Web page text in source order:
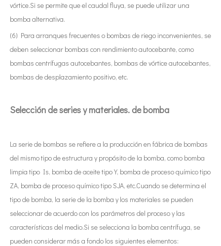
vórtice.Si se permite que el caudal fluya, se puede utilizar una
bomba alternativa.
(6) Para arranques frecuentes o bombas de riego inconvenientes, se
deben seleccionar bombas con rendimiento autocebante, como
bombas centrífugas autocebantes, bombas de vórtice autocebantes,
bombas de desplazamiento positivo, etc.
Selección de series y materiales. de bomba
La serie de bombas se refiere a la producción en fábrica de bombas
del mismo tipo de estructura y propósito de la bomba, como bomba
limpia tipo Is, bomba de aceite tipo Y, bomba de proceso químico tipo
ZA, bomba de proceso químico tipo SJA, etc.Cuando se determina el
tipo de bomba, la serie de la bomba y los materiales se pueden
seleccionar de acuerdo con los parámetros del proceso y las
características del medio.Si se selecciona la bomba centrífuga, se
pueden considerar más a fondo los siguientes elementos: